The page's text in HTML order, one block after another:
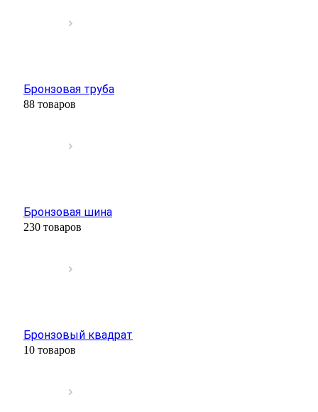
Бронзовая труба
88 товаров
Бронзовая шина
230 товаров
Бронзовый квадрат
10 товаров